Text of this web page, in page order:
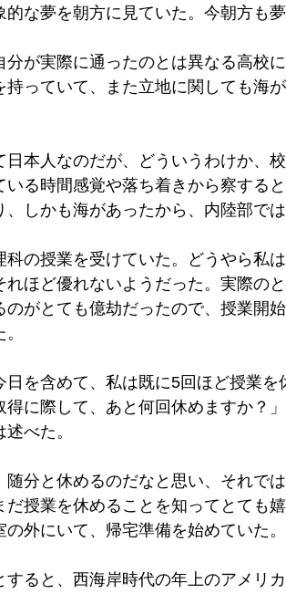
的な夢を朝方に見ていた。今朝方も夢
分が実際に通ったのとは異なる高校
持っていて、また立地に関しても海
日本人なのだが、どういうわけか、
いる時間感覚や落ち着きから察する
、しかも海があったから、内陸部で
科の授業を受けていた。どうやら私
れほど優れないようだった。実際の
のがとても億劫だったので、授業開
日を含めて、私は既に5回ほど授業
得に際して、あと何回休めますか？
べた。
随分と休めるのだなと思い、それで
だ授業を休めることを知ってとても
外にいて、帰宅準備を始めていた。
すると、西海岸時代の年上のアメリ